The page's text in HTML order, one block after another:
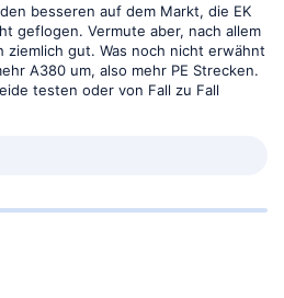
besseren auf dem Markt, die EK
geflogen. Vermute aber, nach allem
gut. Was noch nicht erwähnt
A380 um, also mehr PE Strecken.
testen oder von Fall zu Fall